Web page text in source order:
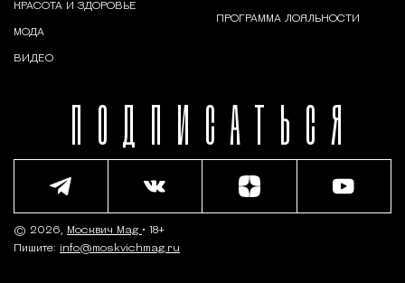
ПОДПИСАТЬСЯ
КРАСОТА И ЗДОРОВЬЕ
МОДА
ВИДЕО
ПРОГРАММА ЛОЯЛЬНОСТИ
© 2026, Москвич Mag • 18+
Пишите: info@moskvichmag.ru